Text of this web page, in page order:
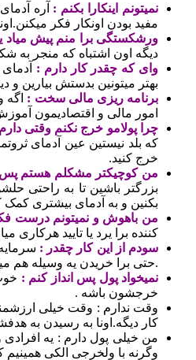
نمیتونم اینکارا بکنم : آره
مفید بودن اونکار فکر
ورشکستگی برا منم پیش میاد
دیگه اون اشتباه که منجر به
وای که چقدر کار دارم :
بهتر میتونین بدستش بیارین و
برنامه ریزی مالی سخت :
امور مالی و اقتصادیمون
چرا پولامو خرج نکنم وقتی
که بلد نیستین عین آدمای
خرج کنید.
من کوچیکتر مشکلم هستم پس
بزرگتر باشین تا به راحتی
بکنین و به آدمای بیشتری کمک
من باهوش و نمیتونم درست
کننده برا یرد یا تایید
سودم از این کار چقدر :
.حتی برا خریدن یه وسیله هم
نمیخواد پول پس انداز کنم :
خرجشون باشه .
وقت ندارم : وقت خیلی
کار دیگه.اونا به رسیدن به
من خیلی پول دارم : یه
وگرنه با ولخرجی الکی